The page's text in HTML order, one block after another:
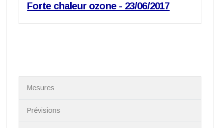
Forte chaleur ozone - 23/06/2017
Mesures
Prévisions